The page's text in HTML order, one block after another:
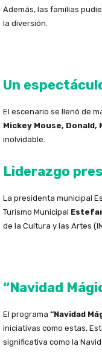
Además, las familias
la diversión.
Un
El escenario se llenó de
Mickey Mouse, Donald,
inolvidable.
Liderazgo
La presidenta municipal
Turismo Municipal
de la Cultura y las Artes
“Navidad
El programa “Navidad
iniciativas como estas,
significativa como la